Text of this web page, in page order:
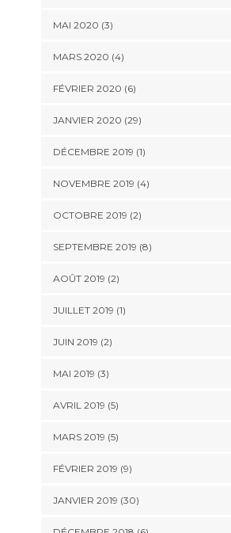
MAI 2020 (3)
MARS 2020 (4)
FÉVRIER 2020 (6)
JANVIER 2020 (29)
DÉCEMBRE 2019 (1)
NOVEMBRE 2019 (4)
OCTOBRE 2019 (2)
SEPTEMBRE 2019 (8)
AOÛT 2019 (2)
JUILLET 2019 (1)
JUIN 2019 (2)
MAI 2019 (3)
AVRIL 2019 (5)
MARS 2019 (5)
FÉVRIER 2019 (9)
JANVIER 2019 (30)